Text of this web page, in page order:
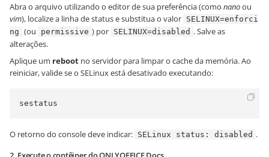
Abra o arquivo utilizando o editor de sua preferência (como nanoou
vim), localize a linha de status e substitua o valor SELINUX=enforci
ng (ou permissive ) por SELINUX=disabled . Salve as
alterações.
Aplique um reboot no servidor para limpar o cache da memória. Ao
reiniciar, valide se o SELinux está desativado executando:
sestatus
O retorno do console deve indicar: SELinux status: disabled .